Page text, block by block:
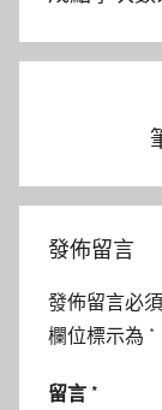
覽
發佈留言
發佈留言必
欄位標示為 *
留言 *